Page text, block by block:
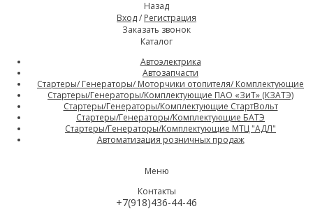
Назад
Вход/ Регистрация
Заказать звонок
Каталог
Автоэлектрика
Автозапчасти
Стартеры/ Генераторы/ Моторчики отопителя/ Комплектующие
Стартеры/Генераторы/Комплектующие ПАО «ЗиТ» (КЗАТЭ)
Стартеры/Генераторы/Комплектующие СтартВольт
Стартеры/Генераторы/Комплектующие БАТЭ
Стартеры/Генераторы/Комплектующие МТЦ "АДЛ"
Автоматизация розничных продаж
Меню
Контакты
+7(918)436-44-46